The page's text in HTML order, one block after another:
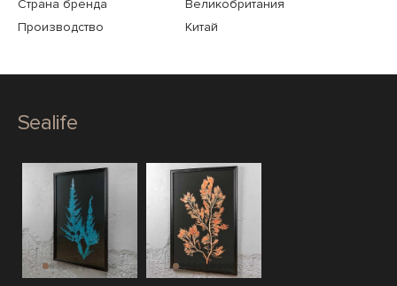
Страна бренда
Великобритания
Производство
Китай
Sealife